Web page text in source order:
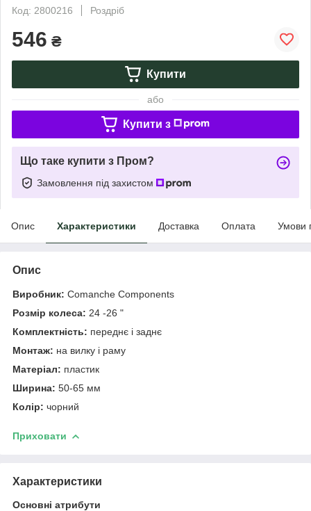
Код: 2800216
Роздріб
546 ₴
Купити
або
Купити з
Що таке купити з Пром?
Замовлення під захистом
Опис Характеристики Доставка Оплата Умови
Опис
Виробник: Comanche Components
Розмір колеса: 24 -26 "
Комплектність: переднє і заднє
Монтаж: на вилку і раму
Матеріал: пластик
Ширина: 50-65 мм
Колір: чорний
Приховати
Характеристики
Основні атрибути